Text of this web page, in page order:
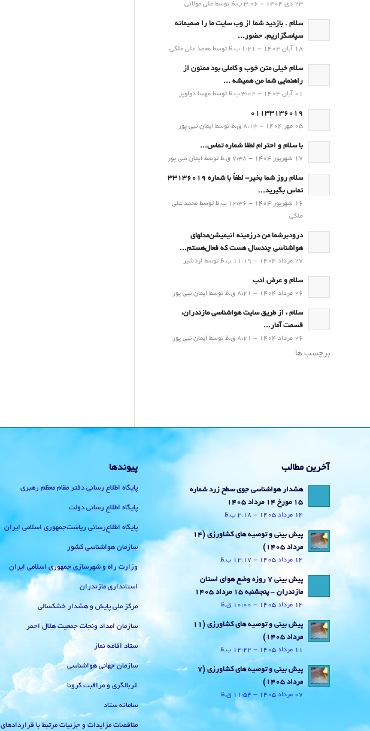
23 دی 1404 - 3:06 ب.ظ توسط علی مولائی
سلام . بازدید شما از وب سایت ما را صمیمانه
سپاسگزاریم. حضور...
18 آبان 1404 - 1:21 ب.ظ توسط محمد علی ملکی
سلام خیلی متن خوب و کاملی بود ممنون از
راهنمایی شما من همیشه ...
01 آبان 1404 - 3:02 ب.ظ توسط مهسا دولوپر
01133136019
05 مهر 1404 - 8:13 ق.ظ توسط ایمان نبی پور
با سلام و احترام لطفا شماره تماس...
17 شهریور 1404 - 7:38 ق.ظ توسط ایمان نبی پور
سلام روز شما بخیر- لطفاً با شماره 33136019
تماس بگیرید...
16 شهریور 1404 - 12:36 ب.ظ توسط محمد علی
ملکی
درودبرشما من درزمینه انیمیشن‌مدلهای
هواشناسی چندسال هست که فعال‌هستم...
27 مرداد 1404 - 11:19 ب.ظ توسط اردشیر
سلام و عرض ادب
26 مرداد 1404 - 8:21 ق.ظ توسط ایمان نبی پور
سلام ، از طریق سایت هواشناسی مازندران،
قسمت آمار...
26 مرداد 1404 - 8:21 ق.ظ توسط ایمان نبی پور
برچسب ها
آخرین مطالب
هشدار هواشناسی جوی سطح زرد شماره
15 مورخ 14 مرداد 1405
14 مرداد 1405 - 2:18 ب.ظ
پیش بینی و توصیه های کشاورزی (14
مرداد ۱۴۰۵)
14 مرداد 1405 - 12:17 ب.ظ
پیش بینی 7 روزه وضع هوای استان
مازندران – پنجشنبه 15 مرداد 1405
14 مرداد 1405 - 10:00 ق.ظ
پیش بینی و توصیه های کشاورزی (11
مرداد ۱۴۰۵)
11 مرداد 1405 - 12:22 ب.ظ
پیش بینی و توصیه های کشاورزی (7
مرداد ۱۴۰۵)
07 مرداد 1405 - 11:54 ق.ظ
پیوندها
پایگاه اطلاع رسانی دفتر مقام معظم رهبری
پایگاه اطلاع رسانی دولت
پایگاه اطلاع‌رسانی ریاست‌جمهوری اسلامی ایران
سازمان هواشناسی کشور
وزارت راه و شهرسازی جمهوری اسلامی ایران
استانداری مازندران
مرکز ملی پایش و هشدار خشکسالی
سازمان امداد ونجات جمعیت هلال احمر
ستاد اقامه نماز
سازمان جهانی هواشناسی
غربالگری و مراقبت کرونا
سامانه ستاد
مناقصات مزایدات و جزئیات مرتبط با قراردادهای